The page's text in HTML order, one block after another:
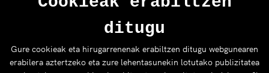
ditugu
Gure cookieak eta hirugarrenenak erabiltzen ditugu webgunearen
erabilera aztertzeko eta zure lehentasunekin lotutako publizitatea